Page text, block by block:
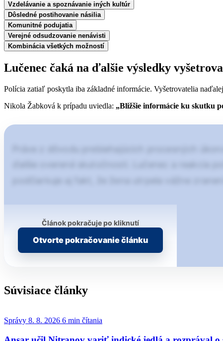
Vzdelávanie a spoznávanie iných kultúr
Dôsledné postihovanie násilia
Komunitné podujatia
Verejné odsudzovanie nenávisti
Kombinácia všetkých možností
Lučenec čaká na ďalšie výsledky
Polícia zatiaľ poskytla iba základné informácie. Vyšetrovatelia
Nikola Žabková k prípadu uviedla: „Bližšie informácie ku skutku
Článok pokračuje po kliknutí
Otvorte pokračovanie článku
Súvisiace články
Správy 8. 8. 2026 6 min čítania